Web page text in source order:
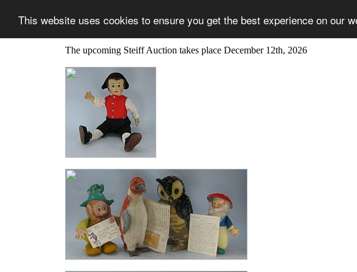
This website uses cookies to ensure you get the best experience on our
The upcoming Steiff Auction takes place December 12th, 2026